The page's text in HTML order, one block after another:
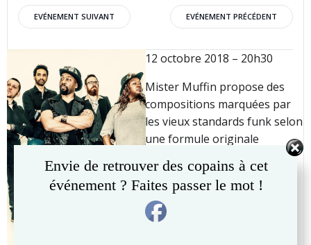
Post
navigation
EVÉNEMENT SUIVANT
Post
navigation
EVÉNEMENT PRÉCÉDENT
12 octobre 2018 – 20h30
Mister Muffin propose des
compositions marquées par
les vieux standards funk selon
une formule originale
développe son style fait
d’influences variées allant du
rock à la musique afro-
cubaine.
Envie de retrouver des copains à cet
événement ? Faites passer le mot !